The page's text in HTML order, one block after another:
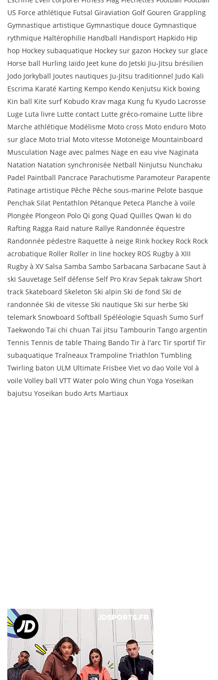
US Force athlétique Futsal Giraviation Golf Gouren Grappling
Gymnastique artistique Gymnastique douce Gymnastique
rythmique Haltérophilie Handball Handisport Hapkido Hip
hop Hockey subaquatique Hockey sur gazon Hockey sur glace
Horse ball Hurling Iaïdo Jeet kune do Jetski Jiu-Jitsu brésilien
Jodo Jorkyball Joutes nautiques Ju-Jitsu traditionnel Judo Kali
Escrima Karaté Karting Kempo Kendo Kenjutsu Kick boxing
Kin ball Kite surf Kobudo Krav maga Kung fu Kyudo Lacrosse
Luge Luta livre Lutte contact Lutte gréco-romaine Lutte libre
Marche athlétique Modélisme Moto cross Moto enduro Moto
sur glace Moto trial Moto vitesse Motoneige Mountainboard
Musculation Nage avec palmes Nage en eau vive Naginata
Natation Natation synchronisée Netball Ninjutsu Nunchaku
Padel Paintball Pancrace Parachutisme Paramoteur Parapente
Patinage artistique Pêche Pêche sous-marine Pelote basque
Penchak Silat Pentathlon Pétanque Peteca Planche à voile
Plongée Plongeon Polo Qi gong Quad Quilles Qwan ki do
Rafting Ragga Raid nature Rallye Randonnée équestre
Randonnée pédestre Raquette à neige Rink hockey Rock Rock
acrobatique Roller Roller in line hockey ROS Rugby à XIII
Rugby à XV Salsa Samba Sambo Sarbacana Sarbacane Saut à
ski Sauvetage Self défense Self Pro Krav Sepak takraw Short
track Skateboard Skeleton Ski alpin Ski de fond Ski de
randonnée Ski de vitesse Ski nautique Ski sur herbe Ski
telemark Snowboard Softball Spéléologie Squash Sumo Surf
Taekwondo Taï chi chuan Taï jitsu Tambourin Tango argentin
Tennis Tennis de table Thaing Bando Tir à l'arc Tir sportif Tir
subaquatique Traîneaux Trampoline Triathlon Tumbling
Twirling baton ULM Ultimate Frisbee Viet vo dao Voile Vol à
voile Volley ball VTT Water polo Wing chun Yoga Yoseikan
bajutsu Yoseikan budo Arts Martiaux